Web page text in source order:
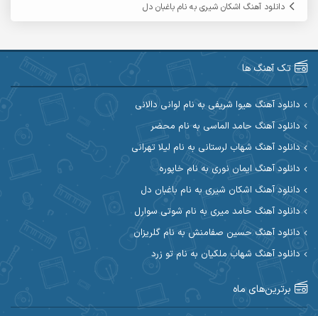
آرین صیادی
آرین مریدی
آوات بوکانی
آیت احمدنژاد
ابراهیم شمس ابوالحسن جاویدان
ابی حسینی
احسان آیینفر احسان اصغری
احسان امیدوار
دانلود آهنگ اشکان شیری به نام باغبان دل
تک آهنگ ها
دانلود آهنگ هیوا شریفی به نام لوانی دالانی
دانلود آهنگ حامد الماسی به نام محضر
دانلود آهنگ شهاب لرستانی به نام لیلا تهرانی
دانلود آهنگ ایمان نوری به نام خاپوره
دانلود آهنگ اشکان شیری به نام باغبان دل
دانلود آهنگ حامد میری به نام شوتی سوارل
دانلود آهنگ حسین صفامنش به نام گلریزان
دانلود آهنگ شهاب ملکیان به نام تو زرد
برترین‌های ماه